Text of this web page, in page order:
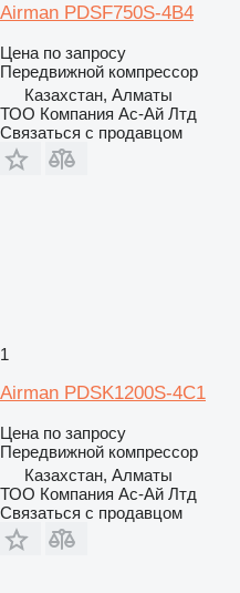
Airman PDSF750S-4B4
Цена по запросу
Передвижной компрессор
Казахстан, Алматы
ТОО Компания Ас-Ай Лтд
Связаться с продавцом
1
Airman PDSK1200S-4C1
Цена по запросу
Передвижной компрессор
Казахстан, Алматы
ТОО Компания Ас-Ай Лтд
Связаться с продавцом